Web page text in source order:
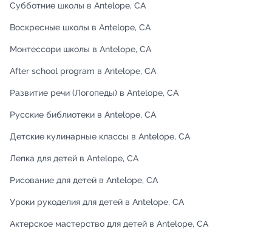
Субботние школы в Antelope, CA
Воскресные школы в Antelope, CA
Монтессори школы в Antelope, CA
After school program в Antelope, CA
Развитие речи (Логопеды) в Antelope, CA
Русские библиотеки в Antelope, CA
Детские кулинарные классы в Antelope, CA
Лепка для детей в Antelope, CA
Рисование для детей в Antelope, CA
Уроки рукоделия для детей в Antelope, CA
Актерское мастерство для детей в Antelope, CA